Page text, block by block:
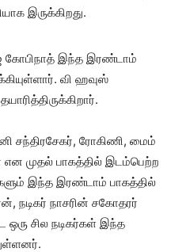
இருக்கிறது.
கோபிநாத் இந்த இரண்டாம்
வி ஹவுஸ்
சந்திரசேகர், ரோகிணி, மைம்
என முதல் பாகத்தில் இடம்பெற்ற
இந்த இரண்டாம் பாகத்தில்
நடிகர் நாசரின் சகோதரர்
ஒரு சில நடிகர்கள் இந்த